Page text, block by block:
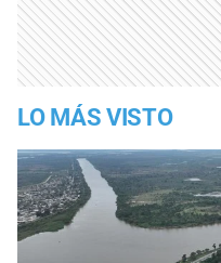
LO MÁS VISTO